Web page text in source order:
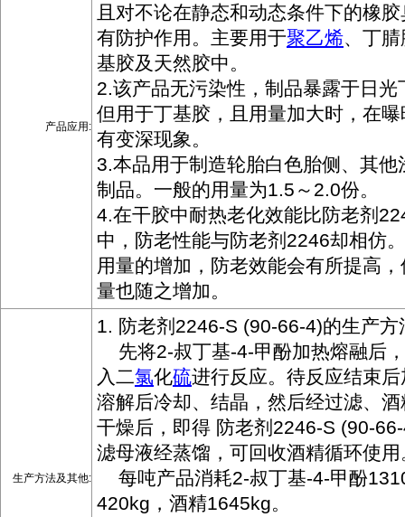
产品应用:
且对不论在静态和动态条件下的橡
有防护作用。主要用于聚乙烯、丁
基胶及天然胶中。
2.该产品无污染性，制品暴露于日光
但用于丁基胶，且用量加大时，在
有变深现象。
3.本品用于制造轮胎白色胎侧、其他
制品。一般的用量为1.5～2.0份。
4.在干胶中耐热老化效能比防老剂
中，防老性能与防老剂2246却相仿
用量的增加，防老效能会有所提高
量也随之增加。
生产方法及其他:
1. 防老剂2246-S (90-66-4)的生产方
先将2-叔丁基-4-甲酚加热熔融后
入二氯化硫进行反应。待反应结束后
溶解后冷却、结晶，然后经过滤、
干燥后，即得 防老剂2246-S (90-
滤母液经蒸馏，可回收酒精循环使用
每吨产品消耗2-叔丁基-4-甲酚
420kg，酒精1645kg。